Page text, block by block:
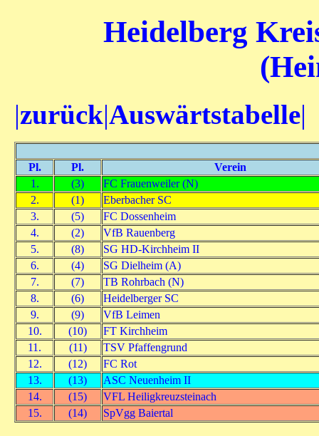
Heidelberg
|zurück|Auswärtstabelle|
Pl. Pl.
Verein
1.
(3)
FC Frauenweiler (N)
2.
(1)
Eberbacher SC
3.
(5)
FC Dossenheim
4.
(2)
VfB Rauenberg
5.
(8)
SG HD-Kirchheim II
6.
(4)
SG Dielheim (A)
7.
(7)
TB Rohrbach (N)
8.
(6)
Heidelberger SC
9.
(9)
VfB Leimen
10.
(10)
FT Kirchheim
11.
(11)
TSV Pfaffengrund
12.
(12)
FC Rot
13.
(13)
ASC Neuenheim II
14.
(15)
VFL Heiligkreuzsteinach
15.
(14) SpVgg Baiertal